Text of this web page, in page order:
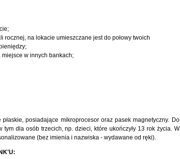
rocznej, na lokacie umieszczane jest do połowy twoich
miejsce w innych bankach;
posiadające mikroprocesor oraz pasek magnetyczny. Do
dla osób trzecich, np. dzieci, które ukończyły 13 rok życia. W
(bez imienia i nazwiska - wydawane od ręki).